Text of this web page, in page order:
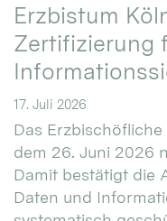
Erzbistum
Zertifizierung
17. Juli 2026
Das
dem 26. Juni 2026
Damit bestätigt die
Daten und